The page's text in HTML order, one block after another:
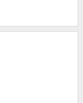
questão é
com a
...